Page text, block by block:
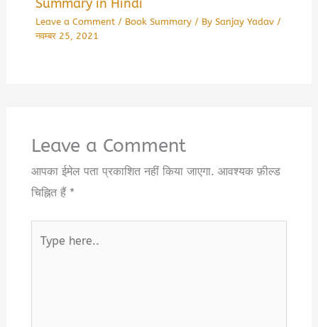
Summary in Hindi
Leave a Comment / Book Summary/ By Sanjay Yadav /
नवम्बर 25, 2021
Leave a Comment
आपका ईमेल पता प्रकाशित नहीं किया जाएगा. आवश्यक फ़ील्ड
चिह्नित हैं *
here..